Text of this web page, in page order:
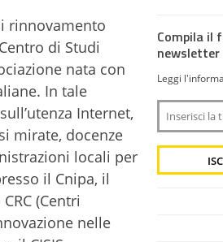
rinnovamento
di Studi
nata con
In tale
Internet,
mirate, docenze
locali per
il Cnipa, il
(Centri
nelle
Compila il
newsletter
Leggi